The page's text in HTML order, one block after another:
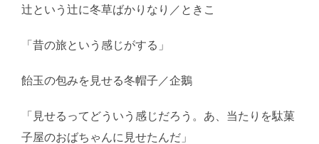
辻という辻に冬草ばかりなり／ときこ
「昔の旅という感じがする」
飴玉の包みを見せる冬帽子／企鵝
「見せるってどういう感じだろう。あ、当たりを駄菓
子屋のおばちゃんに見せたんだ」